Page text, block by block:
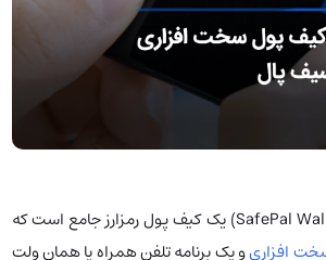
کیف پول سیف پال (SafePal Wallet) یک کیف پول رمزارز جامع است که
افزاریو یک برنامه تلفن همراه یا همان ولت